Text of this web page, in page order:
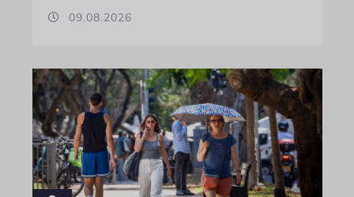
09.08.2026